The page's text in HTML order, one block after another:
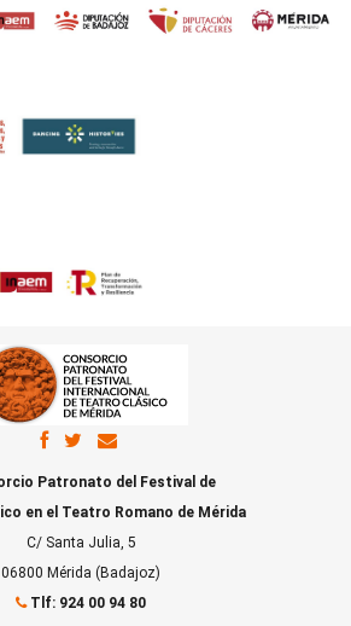
Patronato del Festival de
en el Teatro Romano de Mérida
C/ Santa Julia, 5
06800 Mérida (Badajoz)
Tlf: 924 00 94 80